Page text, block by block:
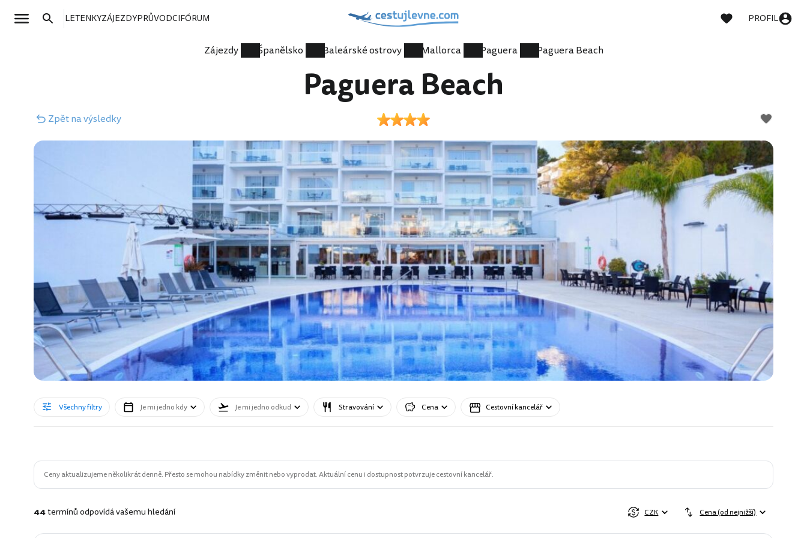
LETENKYZÁJEZDYPRŮVODCIFÓRUM PROFIL
Zájezdy Španělsko Baleárské ostrovy Mallorca Paguera Paguera Beach
Paguera Beach
Zpětna výsledky
Všechny filtry Je mi jedno kdy Je mi jedno odkud Stravování Cena Cestovní kancelář
Ceny aktualizujeme několikrát denně. Přesto se mohou nabídky změnit nebo vyprodat. Aktuální cenu i dostupnost potvrzuje cestovní kancelář.
44termínů odpovídá vašemu hledání CZK Cena (od nejnižší)